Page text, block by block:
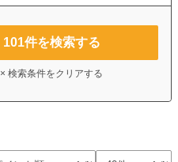
101件を検索する
× 検索条件をクリアする